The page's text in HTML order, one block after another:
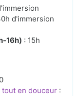
d'immersion
16h) : 15h
en douceur :